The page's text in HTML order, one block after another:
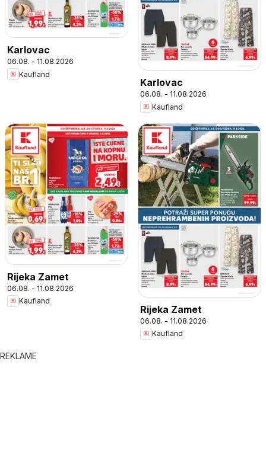
Karlovac
06.08. - 11.08.2026
Kaufland
Karlovac
06.08. - 11.08.2026
Kaufland
Rijeka Zamet
06.08. - 11.08.2026
Kaufland
Rijeka Zamet
06.08. - 11.08.2026
Kaufland
REKLAME